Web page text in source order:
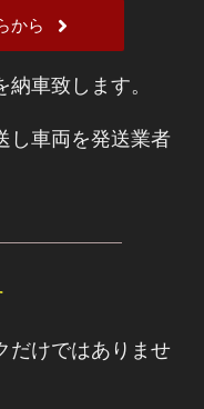
から
車致します。
し車両を発送業者
だけではありませ